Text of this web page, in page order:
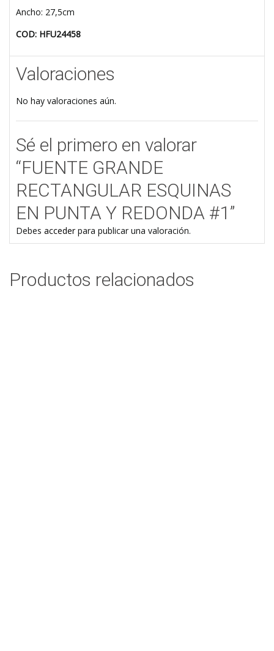
Ancho: 27,5cm
COD: HFU24458
Valoraciones
No hay valoraciones aún.
Sé el primero en valorar
“FUENTE GRANDE
RECTANGULAR ESQUINAS
EN PUNTA Y REDONDA #1”
Debes accederpara publicar una valoración.
Productos relacionados